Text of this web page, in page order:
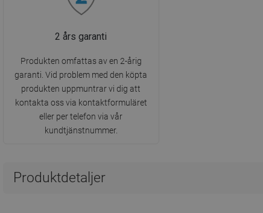
2 års garanti
Produkten omfattas av en 2-årig
garanti. Vid problem med den köpta
produkten uppmuntrar vi dig att
kontakta oss via kontaktformuläret
eller per telefon via vår
kundtjänstnummer.
Produktdetaljer